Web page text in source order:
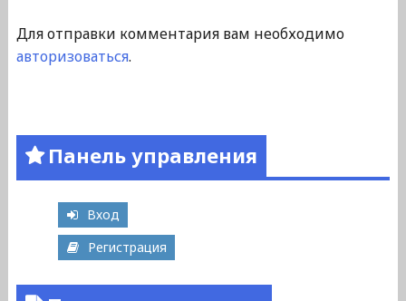
Для отправки комментария вам необходимо
авторизоваться.
Панель управления
Вход
Регистрация